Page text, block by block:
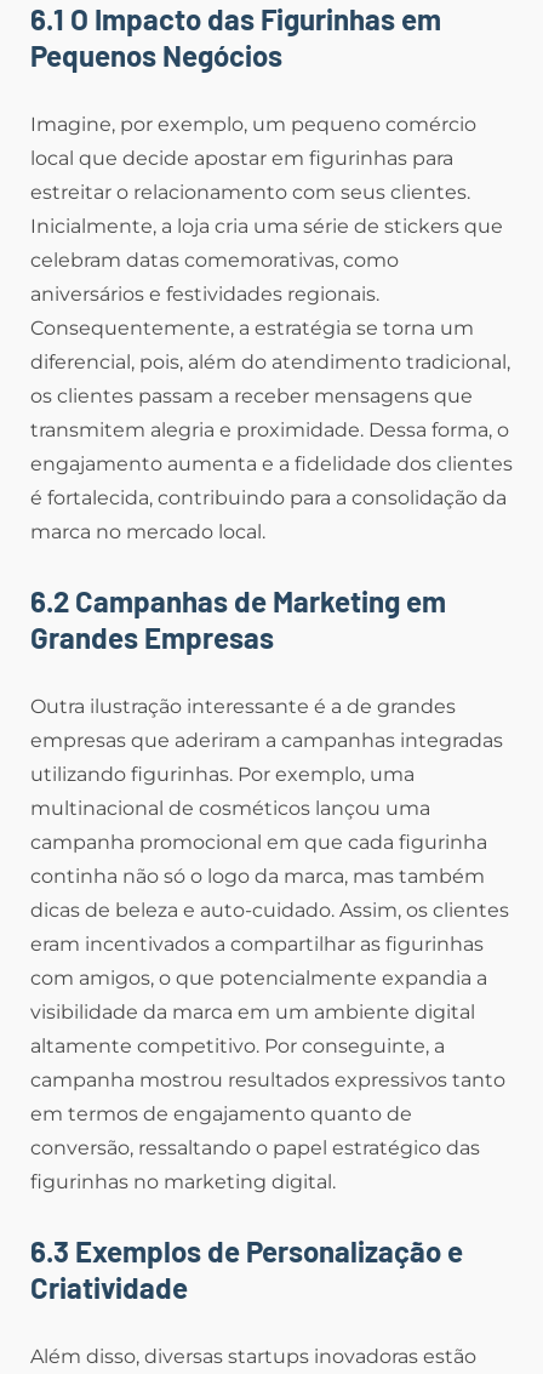
6.1 O Impacto das Figurinhas em
Pequenos Negócios
Imagine, por exemplo, um pequeno comércio
local que decide apostar em figurinhas para
estreitar o relacionamento com seus clientes.
Inicialmente, a loja cria uma série de stickers que
celebram datas comemorativas, como
aniversários e festividades regionais.
Consequentemente, a estratégia se torna um
diferencial, pois, além do atendimento tradicional,
os clientes passam a receber mensagens que
transmitem alegria e proximidade. Dessa forma, o
engajamento aumenta e a fidelidade dos clientes
é fortalecida, contribuindo para a consolidação da
marca no mercado local.
6.2 Campanhas de Marketing em
Grandes Empresas
Outra ilustração interessante é a de grandes
empresas que aderiram a campanhas integradas
utilizando figurinhas. Por exemplo, uma
multinacional de cosméticos lançou uma
campanha promocional em que cada figurinha
continha não só o logo da marca, mas também
dicas de beleza e auto-cuidado. Assim, os clientes
eram incentivados a compartilhar as figurinhas
com amigos, o que potencialmente expandia a
visibilidade da marca em um ambiente digital
altamente competitivo. Por conseguinte, a
campanha mostrou resultados expressivos tanto
em termos de engajamento quanto de
conversão, ressaltando o papel estratégico das
figurinhas no marketing digital.
6.3 Exemplos de Personalização e
Criatividade
Além disso, diversas startups inovadoras estão